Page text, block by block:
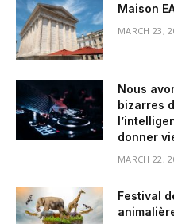
Maison
MARCH 23,
Nous
bizarres
donner
MARCH 22,
Festival